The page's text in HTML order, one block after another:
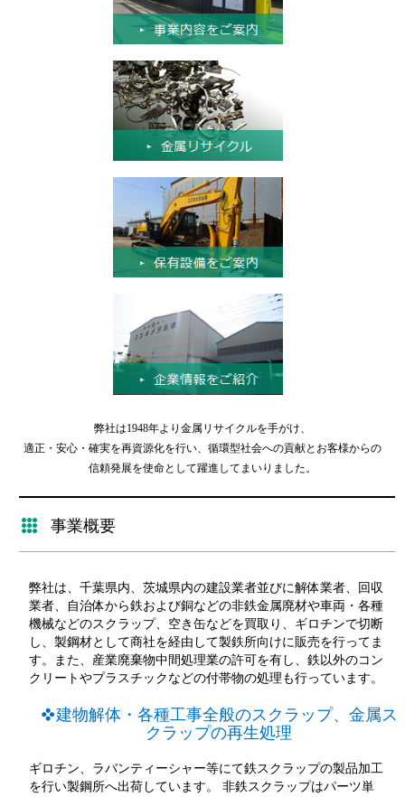
弊社は1948年より金属リサイクルを手がけ、
適正・安心・確実を再資源化を行い、循環型社会への貢献とお客様からの
信頼発展を使命として躍進してまいりました。
事業概要
弊社は、千葉県内、茨城県内の建設業者並びに解体業者、回収
業者、自治体から鉄および銅などの非鉄金属廃材や車両・各種
機械などのスクラップ、空き缶などを買取り、ギロチンで切断
し、製鋼材として商社を経由して製鉄所向けに販売を行ってま
す。また、産業廃棄物中間処理業の許可を有し、鉄以外のコン
クリートやプラスチックなどの付帯物の処理も行っています。
建物解体・各種工事全般のスクラップ、金属ス
クラップの再生処理
ギロチン、ラバンティーシャー等にて鉄スクラップの製品加工
を行い製鋼所へ出荷しています。 非鉄スクラップはパーツ単